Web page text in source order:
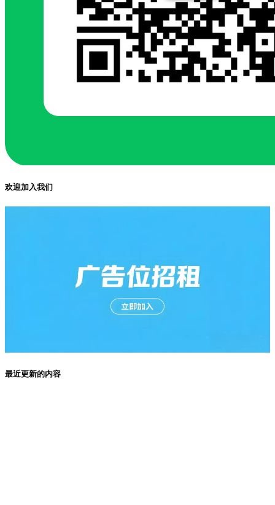
欢迎加入我们
最近更新的内容